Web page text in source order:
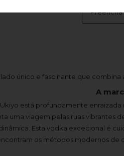
Preencha
único e fascinante que combina
A
está profundamente
uma viagem pelas ruas vibrantes
Esta vodka excecional é
os métodos modernos de